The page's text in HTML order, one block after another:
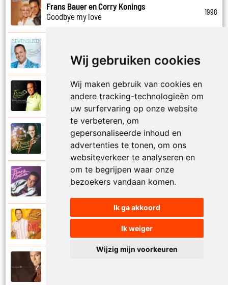
Wij gebruiken cookies
Wij maken gebruik van cookies en
andere tracking-technologieën om
uw surfervaring op onze website
te verbeteren, om
gepersonaliseerde inhoud en
advertenties te tonen, om ons
websiteverkeer te analyseren en
om te begrijpen waar onze
bezoekers vandaan komen.
Ik ga akkoord
Ik weiger
Wijzig mijn voorkeuren
Frans Bauer en Corry Konings
Goodbye my love
1998
Gooi die handen in de lucht
Frans Bauer
Had ik maar nooit naar jou gekeken
2003
Frans Bauer
Hallelujah
Frans Bauer
Hasta la vista
Frans Bauer